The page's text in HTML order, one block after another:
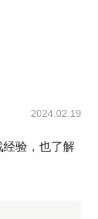
结合为一体，
依赖后期处
的方式高效实
原作呈现之作
、中央文明
、中国作协主
2024.02.19
验，也了解